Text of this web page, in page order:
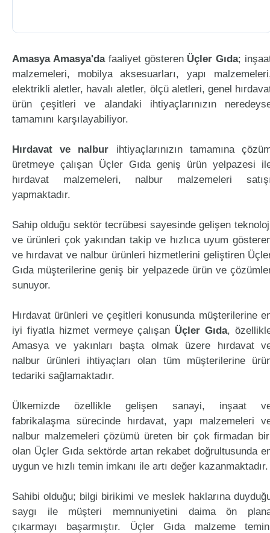
Amasya Amasya'dafaaliyet gösteren Üçler Gıda;
malzemeleri, mobilya aksesuarları, yapı
elektrikli aletler, havalı aletler, ölçü aletleri, genel
ürün çeşitleri ve alandaki ihtiyaçlarınızın
tamamını karşılayabiliyor.
Hırdavat ve nalbur ihtiyaçlarınızın tamamına
üretmeye çalışan Üçler Gıda geniş ürün yelpazesi
hırdavat malzemeleri, nalbur malzemeleri
yapmaktadır.
Sahip olduğu sektör tecrübesi sayesinde gelişen
ve ürünleri çok yakından takip ve hızlıca uyum
ve hırdavat ve nalbur ürünleri hizmetlerini geliştiren
Gıda müşterilerine geniş bir yelpazede ürün ve
sunuyor.
Hırdavat ürünleri ve çeşitleri konusunda müşterilerine
iyi fiyatla hizmet vermeye çalışan Üçler Gıda,
Amasya ve yakınları başta olmak üzere hırdavat
nalbur ürünleri ihtiyaçları olan tüm müşterilerine
tedariki sağlamaktadır.
Ülkemizde özellikle gelişen sanayi, inşaat
fabrikalaşma sürecinde hırdavat, yapı malzemeleri
nalbur malzemeleri çözümü üreten bir çok firmadan
olan Üçler Gıda sektörde artan rekabet doğrultusunda
uygun ve hızlı temin imkanı ile artı değer kazanmaktadır.
Sahibi olduğu; bilgi birikimi ve meslek haklarına
saygı ile müşteri memnuniyetini daima ön
çıkarmayı başarmıştır. Üçler Gıda malzeme